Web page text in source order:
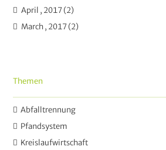
April , 2017 (2)
March , 2017 (2)
Themen
Abfalltrennung
Pfandsystem
Kreislaufwirtschaft